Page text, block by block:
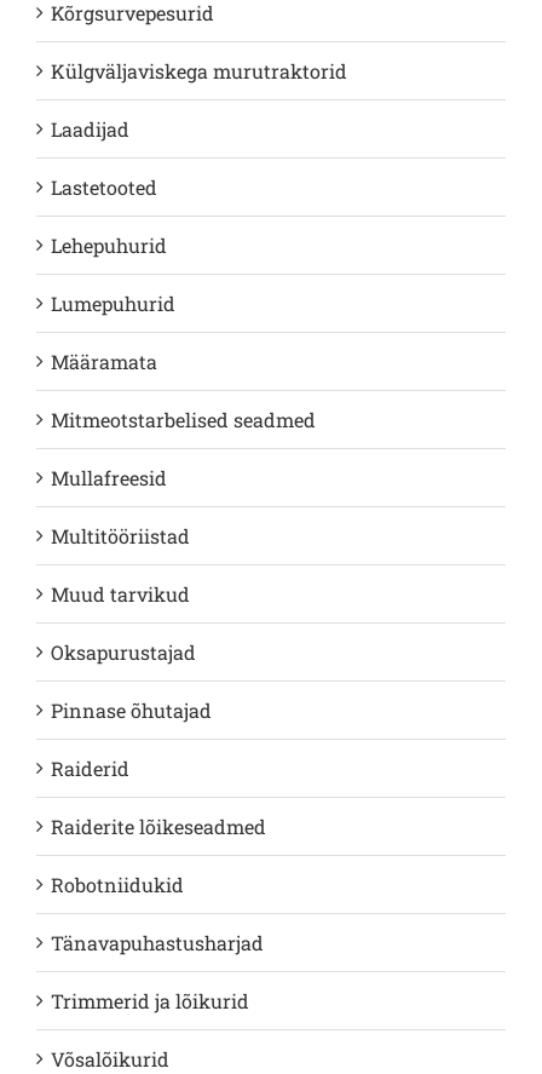
Kõrgsurvepesurid
Külgväljaviskega murutraktorid
Laadijad
Lastetooted
Lehepuhurid
Lumepuhurid
Määramata
Mitmeotstarbelised seadmed
Mullafreesid
Multitööriistad
Muud tarvikud
Oksapurustajad
Pinnase õhutajad
Raiderid
Raiderite lõikeseadmed
Robotniidukid
Tänavapuhastusharjad
Trimmerid ja lõikurid
Võsalõikurid